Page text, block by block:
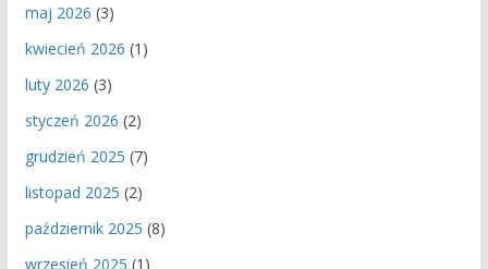
maj 2026 (3)
kwiecień 2026 (1)
luty 2026 (3)
styczeń 2026 (2)
grudzień 2025 (7)
listopad 2025 (2)
październik 2025 (8)
wrzesień 2025 (1)